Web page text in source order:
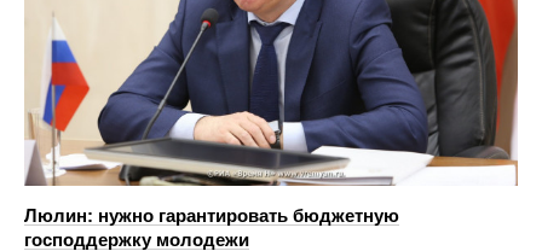
Люлин: нужно гарантировать бюджетную
господдержку молодежи